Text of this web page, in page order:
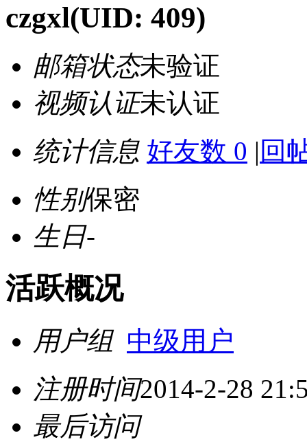
czgxl(UID: 409)
邮箱状态未验证
视频认证未认证
统计信息 好友数 0 | 回
性别保密
生日-
活跃概况
用户组 中级用户
注册时间2014-2-28
最后访问